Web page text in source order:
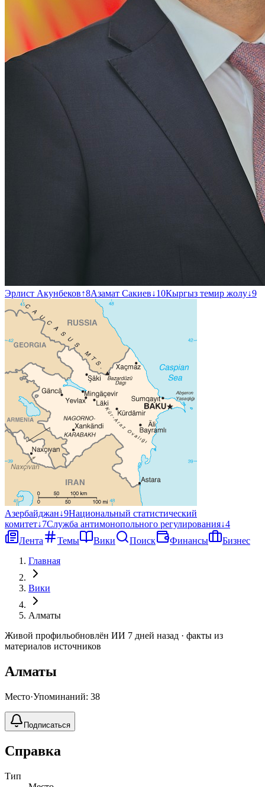
Эрлист Акунбеков↑8Азамат Сакиев↓10Кыргыз темир жолу↓9
Азербайджан↓9Национальный статистический
комитет↓7Служба антимонопольного регулирования↓4
Лента
Темы Вики Поиск Финансы
Бизнес
Главная
Вики
Алматы
Живой профильобновлён ИИ 7 дней назад · факты из
материалов источников
Алматы
Место·Упоминаний: 38
Подписаться
Справка
Тип